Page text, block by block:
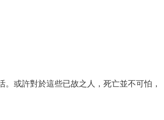
或許對於這些已故之人，死亡並不可怕，